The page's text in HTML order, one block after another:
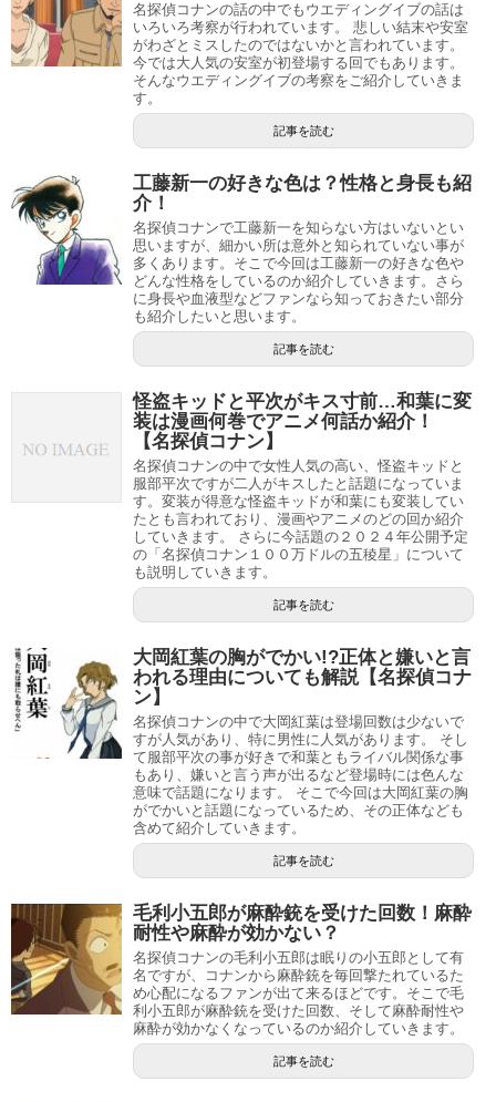
引用元：電撃オンライン
灰原哀が映画で死亡と一時期騒がれていましたが灰原哀は
死亡しません。
ではなぜ映画で死亡すると話題になったのかは、２６作目
の「名探偵コナン黒鉄の魚影」の予告映像でのことです。
そして予告映像で灰原哀が「バイバイ」と言っており、こ
れを見た方が映画で灰原哀が死亡すると思った方が多くい
たためで映画の放映が開始してからは死亡しない事が分か
ったため騒がれなくなりました。
この映画では灰原哀が主人公のためいろんな伏線もあっ
て、今後の灰原哀に大きく関係してくると思いますので見
るのをオススメします。
今後灰原哀には幸せになってもらいたいと改めて感じまし
た。
ウエディングイブの悲しい結末…安室はわざとミスしたのか【名探偵コナン】
名探偵コナンの話の中でもウエディングイブの話は
いろいろ考察が行われています。 悲しい結末や安室
がわざとミスしたのではないかと言われています。
今では大人気の安室が初登場する回でもあります。
そんなウエディングイブの考察をご紹介していきま
す。
記事を読む
工藤新一の好きな色は？性格と身長も紹
介！
名探偵コナンで工藤新一を知らない方はいないとい
思いますが、細かい所は意外と知られていない事が
多くあります。そこで今回は工藤新一の好きな色や
どんな性格をしているのか紹介していきます。さら
に身長や血液型などファンなら知っておきたい部分
も紹介したいと思います。
記事を読む
怪盗キッドと平次がキス寸前…和葉に変
装は漫画何巻でアニメ何話か紹介！
【名探偵コナン】
名探偵コナンの中で女性人気の高い、怪盗キッドと
服部平次ですが二人がキスしたと話題になっていま
す。変装が得意な怪盗キッドが和葉にも変装してい
たとも言われており、漫画やアニメのどの回か紹介
していきます。 さらに今話題の２０２４年公開予定
の「名探偵コナン１００万ドルの五稜星」について
も説明していきます。
記事を読む
大岡紅葉の胸がでかい!?正体と嫌いと言
われる理由についても解説【名探偵コナ
ン】
名探偵コナンの中で大岡紅葉は登場回数は少ないで
すが人気があり、特に男性に人気があります。 そし
て服部平次の事が好きで和葉ともライバル関係な事
もあり、嫌いと言う声が出るなど登場時には色んな
意味で話題になります。 そこで今回は大岡紅葉の胸
がでかいと話題になっているため、その正体なども
含めて紹介していきます。
記事を読む
毛利小五郎が麻酔銃を受けた回数！麻酔
耐性や麻酔が効かない？
名探偵コナンの毛利小五郎は眠りの小五郎として有
名ですが、コナンから麻酔銃を毎回撃たれているた
め心配になるファンが出て来るほどです。そこで毛
利小五郎が麻酔銃を受けた回数、そして麻酔耐性や
麻酔が効かなくなっているのか紹介していきます。
記事を読む